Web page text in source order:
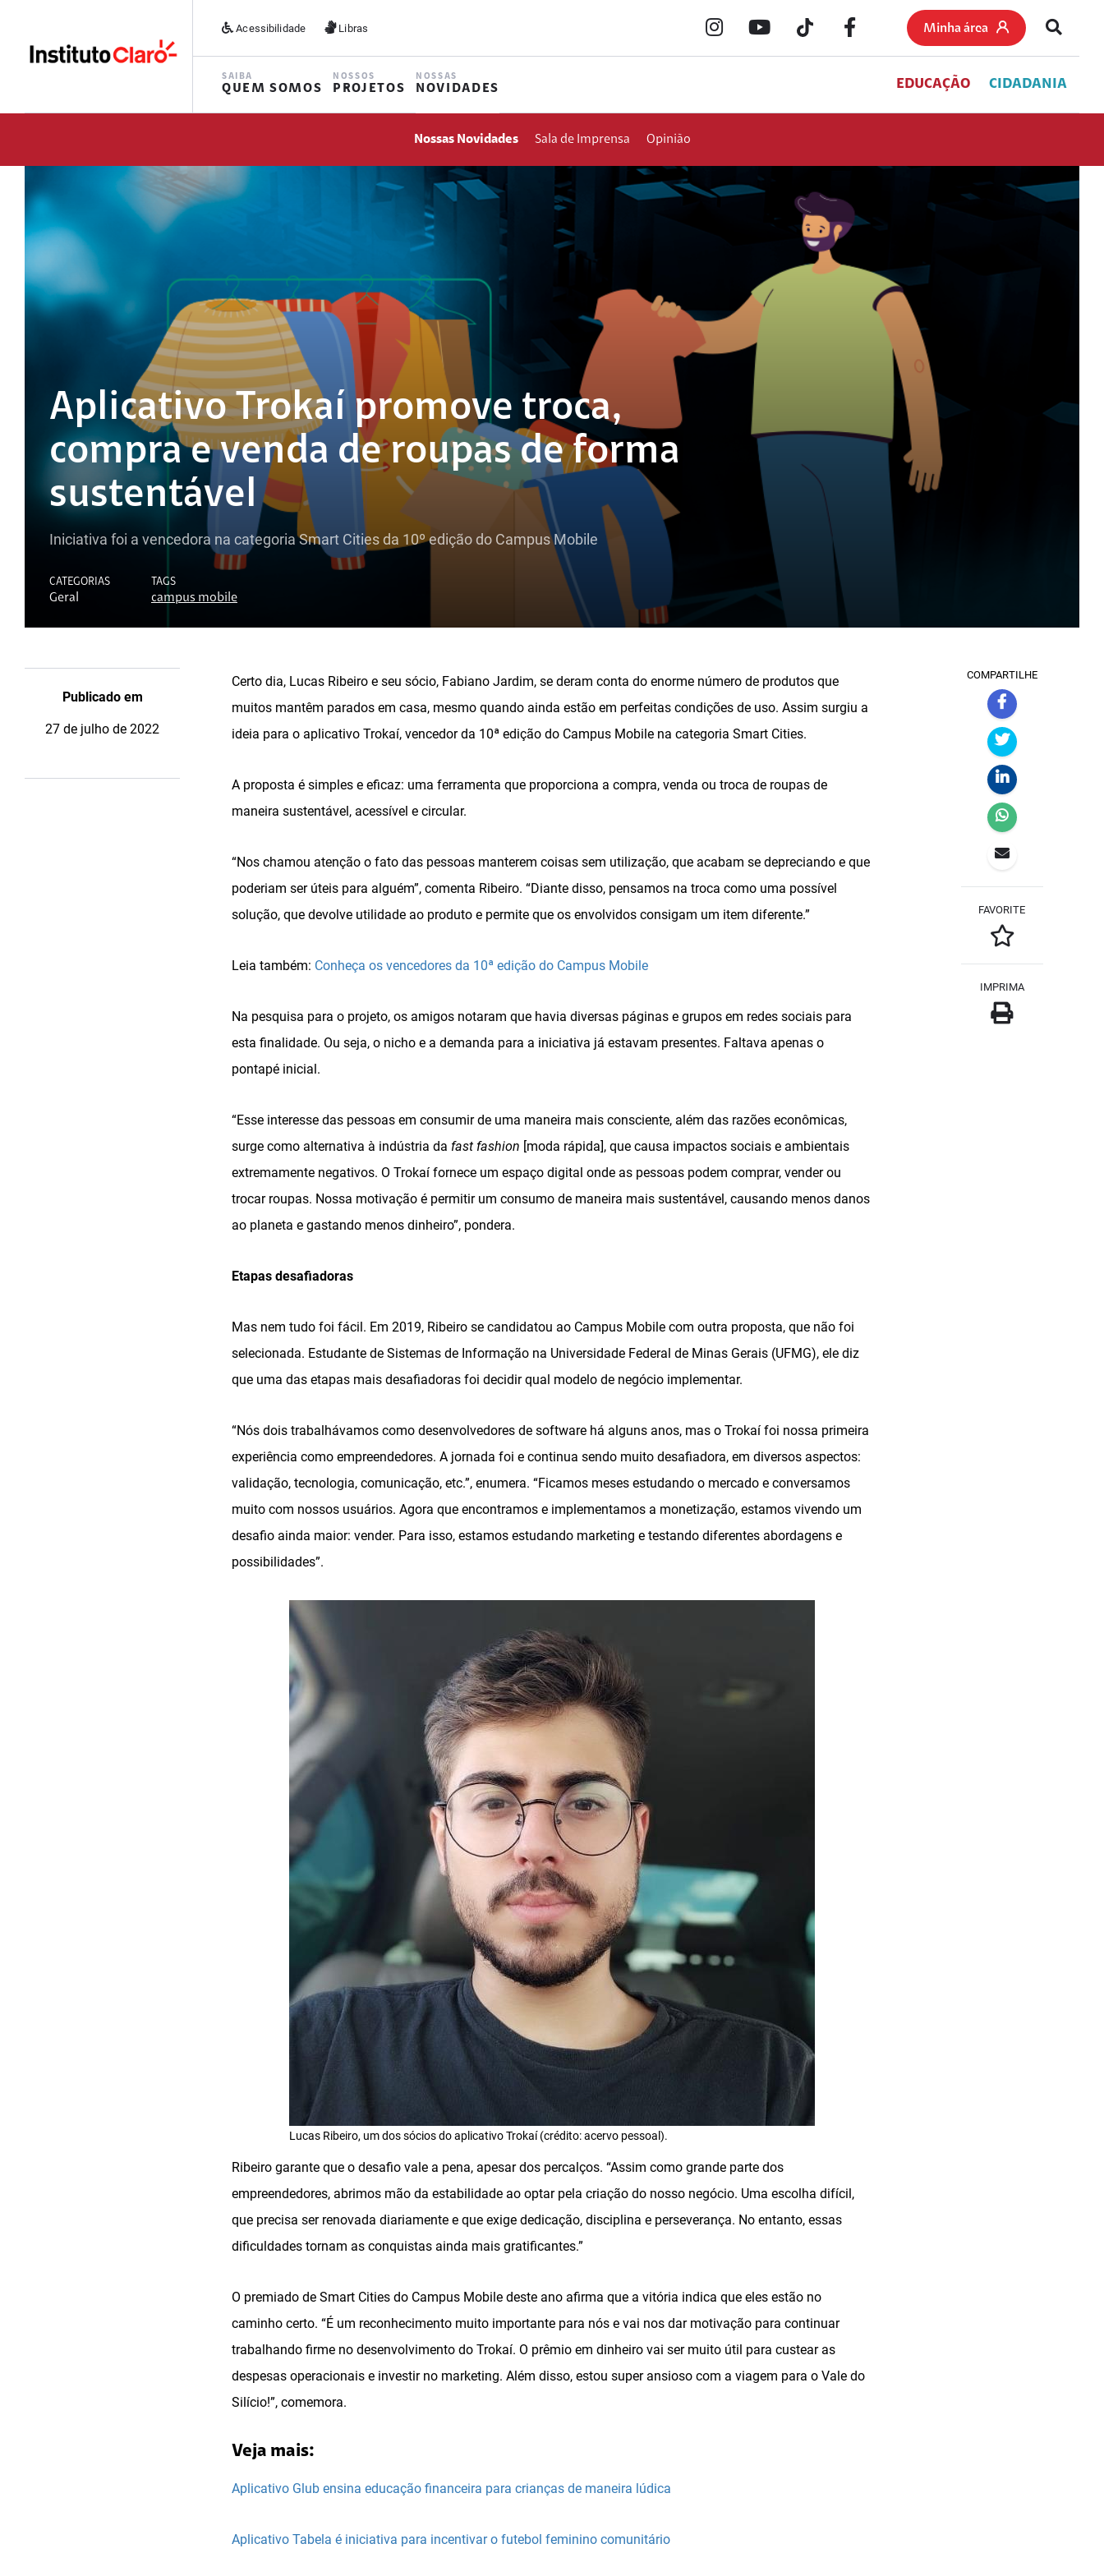
Acessibilidade Libras Minha área
SAIBA
QUEM SOMOS
NOSSOS
PROJETOS
NOSSAS
NOVIDADES EDUCAÇÃO CIDADANIA
Nossas Novidades Sala de Imprensa Opinião
Aplicativo Trokaí promove troca,
compra e venda de roupas de forma
sustentável
Iniciativa foi a vencedora na categoria Smart Cities da 10º edição do Campus Mobile
CATEGORIAS
Geral
TAGS
campus mobile
Publicado em
27 de julho de 2022
Certo dia, Lucas Ribeiro e seu sócio, Fabiano Jardim, se deram conta do enorme número de produtos que
muitos mantêm parados em casa, mesmo quando ainda estão em perfeitas condições de uso. Assim surgiu a
ideia para o aplicativo Trokaí, vencedor da 10ª edição do Campus Mobile na categoria Smart Cities.
A proposta é simples e eficaz: uma ferramenta que proporciona a compra, venda ou troca de roupas de
maneira sustentável, acessível e circular.
“Nos chamou atenção o fato das pessoas manterem coisas sem utilização, que acabam se depreciando e que
poderiam ser úteis para alguém”, comenta Ribeiro. “Diante disso, pensamos na troca como uma possível
solução, que devolve utilidade ao produto e permite que os envolvidos consigam um item diferente.”
Leia também: Conheça os vencedores da 10ª edição do Campus Mobile
Na pesquisa para o projeto, os amigos notaram que havia diversas páginas e grupos em redes sociais para
esta finalidade. Ou seja, o nicho e a demanda para a iniciativa já estavam presentes. Faltava apenas o
pontapé inicial.
“Esse interesse das pessoas em consumir de uma maneira mais consciente, além das razões econômicas,
surge como alternativa à indústria da fast fashion [moda rápida], que causa impactos sociais e ambientais
extremamente negativos. O Trokaí fornece um espaço digital onde as pessoas podem comprar, vender ou
trocar roupas. Nossa motivação é permitir um consumo de maneira mais sustentável, causando menos danos
ao planeta e gastando menos dinheiro”, pondera.
Etapas desafiadoras
Mas nem tudo foi fácil. Em 2019, Ribeiro se candidatou ao Campus Mobile com outra proposta, que não foi
selecionada. Estudante de Sistemas de Informação na Universidade Federal de Minas Gerais (UFMG), ele diz
que uma das etapas mais desafiadoras foi decidir qual modelo de negócio implementar.
“Nós dois trabalhávamos como desenvolvedores de software há alguns anos, mas o Trokaí foi nossa primeira
experiência como empreendedores. A jornada foi e continua sendo muito desafiadora, em diversos aspectos:
validação, tecnologia, comunicação, etc.”, enumera. “Ficamos meses estudando o mercado e conversamos
muito com nossos usuários. Agora que encontramos e implementamos a monetização, estamos vivendo um
desafio ainda maior: vender. Para isso, estamos estudando marketing e testando diferentes abordagens e
possibilidades”.
Lucas Ribeiro, um dos sócios do aplicativo Trokaí (crédito: acervo pessoal).
Ribeiro garante que o desafio vale a pena, apesar dos percalços. “Assim como grande parte dos
empreendedores, abrimos mão da estabilidade ao optar pela criação do nosso negócio. Uma escolha difícil,
que precisa ser renovada diariamente e que exige dedicação, disciplina e perseverança. No entanto, essas
dificuldades tornam as conquistas ainda mais gratificantes.”
O premiado de Smart Cities do Campus Mobile deste ano afirma que a vitória indica que eles estão no
caminho certo. “É um reconhecimento muito importante para nós e vai nos dar motivação para continuar
trabalhando firme no desenvolvimento do Trokaí. O prêmio em dinheiro vai ser muito útil para custear as
despesas operacionais e investir no marketing. Além disso, estou super ansioso com a viagem para o Vale do
Silício!”, comemora.
Veja mais:
Aplicativo Glub ensina educação financeira para crianças de maneira lúdica
Aplicativo Tabela é iniciativa para incentivar o futebol feminino comunitário
COMPARTILHE
FAVORITE
IMPRIMA